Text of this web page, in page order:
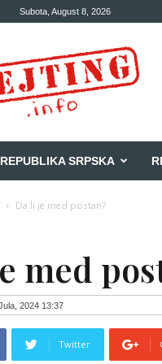
Subota, August 8, 2026
REPUBLIKA SRPSKA
Da li je med postan?
med
2024 13:37
Twitter